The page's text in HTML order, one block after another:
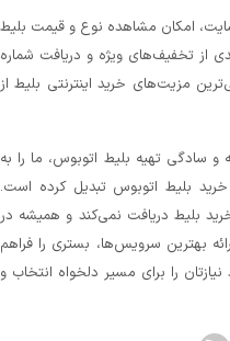
امکان مشاهده نوع و قیمت بلیط
از تخفیف‌های ویژه و دریافت شماره‌
مزیت‌های خرید اینترنتی بلیط از
در کنار پشتیبانی‌ ۲۴ ساعته و سادگی تهیه بلیط اتوبوس، ما را به
بلیط اتوبوس تبدیل کرده است.
قبال خرید بلیط دریافت نمی‌کند و همیشه در
بهترین سرویس‌ها، بستری را فراهم
را برای مسیر دلخواه انتخاب و